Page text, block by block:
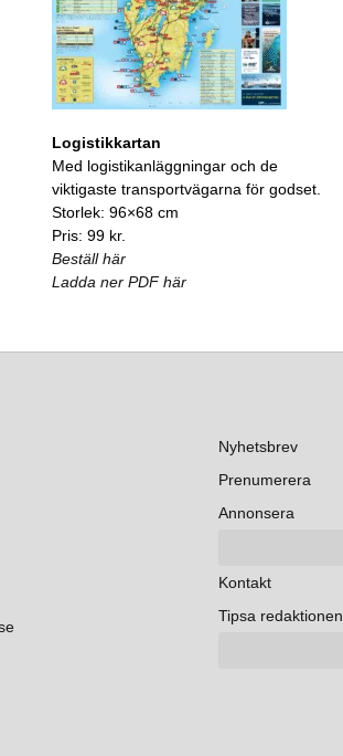
Logistikkartan
Med logistikanläggningar och de
viktigaste transportvägarna för godset.
Storlek: 96×68 cm
Pris: 99 kr.
Beställ här
Ladda ner PDF här
Nyhetsbrev
Prenumerera
Annonsera
Kontakt
Tipsa redaktionen